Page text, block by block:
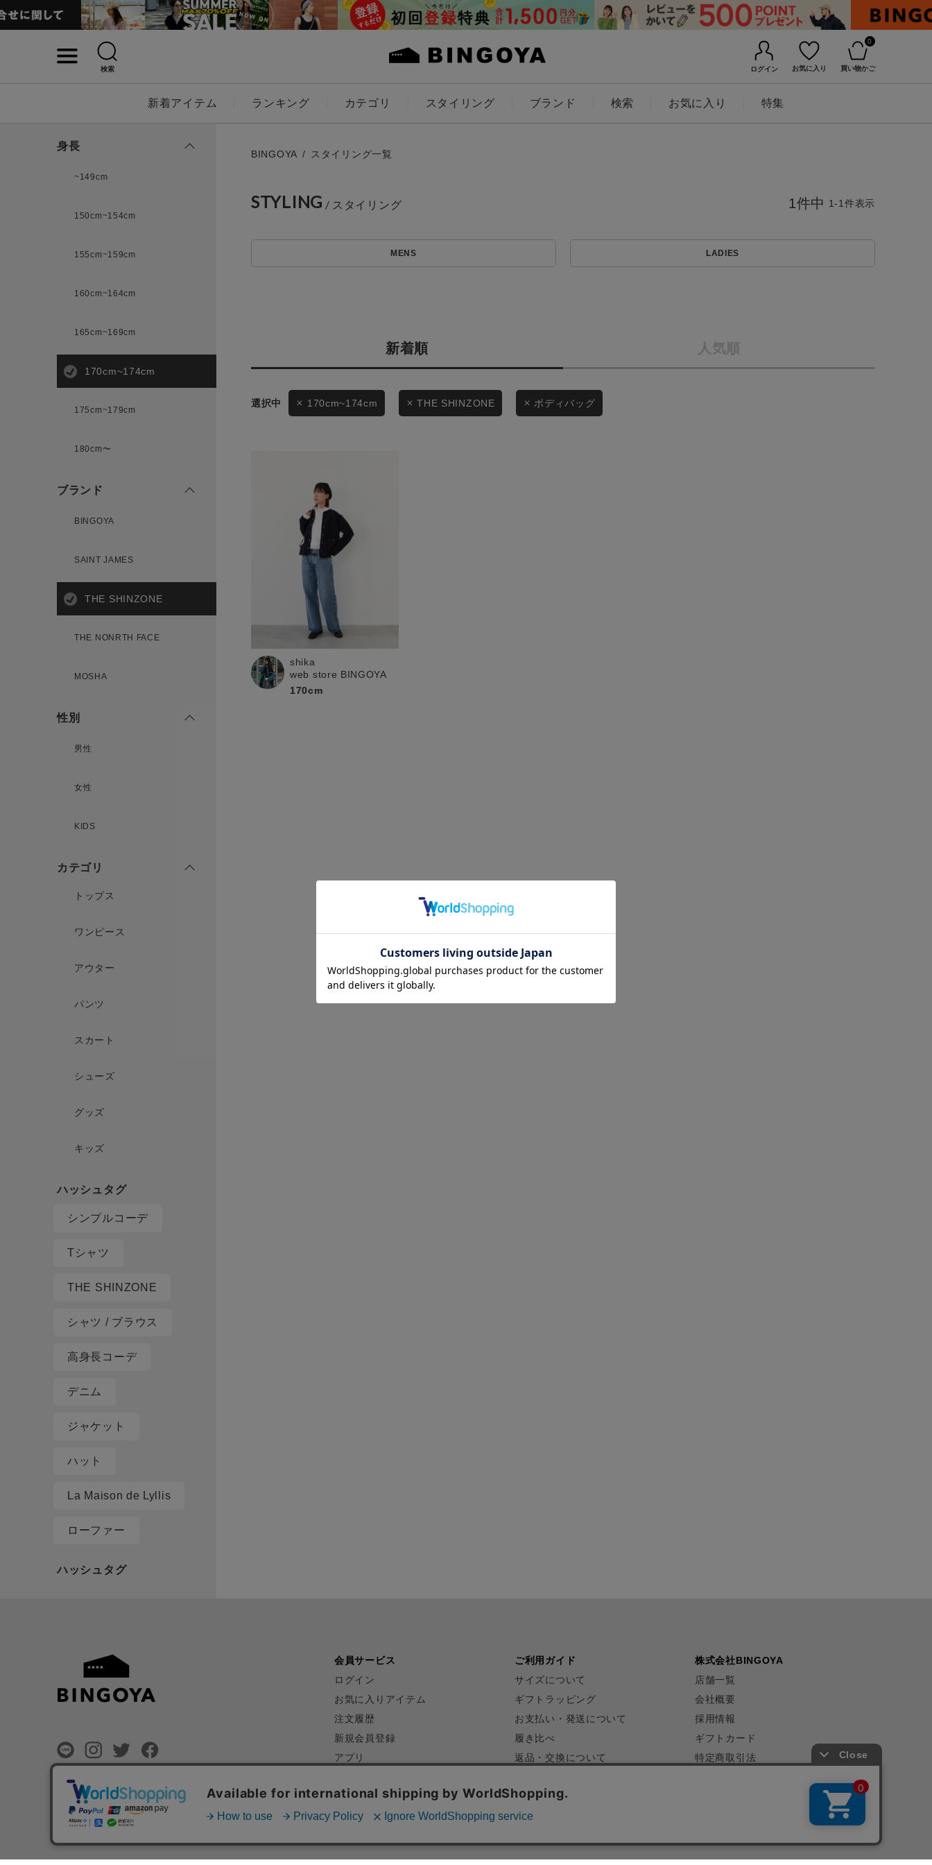
検索 ログイン お気に入り
0
買い物かご
新着アイテム ランキング カテゴリ スタイリング ブランド 検索 お気に入り 特集
新規会員登録
アイテムを探す
スタイリングから探す
WEB限定アイテムを探す
BINGOYAについて
採用情報
キーワード
LADIES KIDS
価格
セール価格
身長
~149cm
150cm~154cm
155cm~159cm
160cm~164cm
165cm~169cm
170cm~174cm
175cm~179cm
180cm〜
ブランド
BINGOYA
SAINT JAMES
THE SHINZONE
THE NONRTH FACE
MOSHA
性別
男性
女性
KIDS
カテゴリ
トップス
ワンピース
アウター
パンツ
スカート
シューズ
グッズ
キッズ
シンプルコーデ
Tシャツ
THE SHINZONE
シャツ / ブラウス
高身長コーデ
デニム
ジャケット
ハット
La Maison de Lyllis
ローファー
BINGOYA スタイリング一覧
STYLING
MENS LADIES
新着順 人気順
1件中 1-1件表示
170cm~174cm THE SHINZONE ボディバッグ
shika
web store BINGOYA
170cm
会員サービス
ログイン
お気に入りアイテム
注文履歴
新規会員登録
アプリ
ご利用ガイド
サイズについて
ギフトラッピング
お支払い・発送について
履き比べ
返品・交換について
お問い合わせ
株式会社BINGOYA
店舗一覧
会社概要
採用情報
ギフトカード
特定商取引法
©BINGOYA Co,.Ltd.